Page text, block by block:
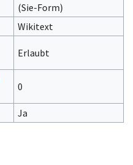
(Sie-Form)‎
Wikitext
Erlaubt
0
Ja